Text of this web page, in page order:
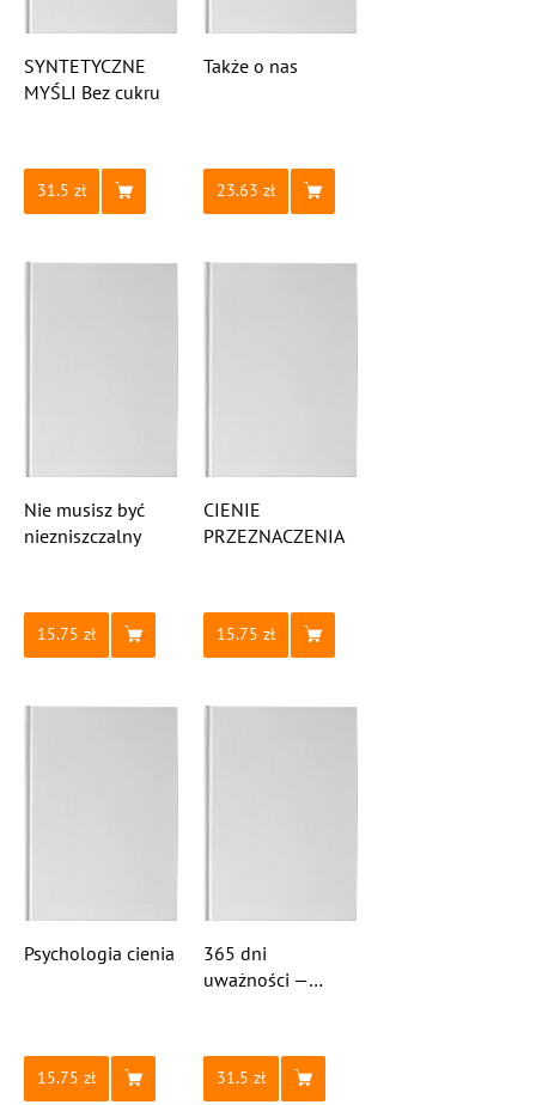
SYNTETYCZNE
MYŚLI Bez cukru
31.5
Także o nas
23.63
Nie musisz być
niezniszczalny
15.75
CIENIE
PRZEZNACZENIA
15.75
Psychologia cienia
15.75
365 dni
uważności —
31.5